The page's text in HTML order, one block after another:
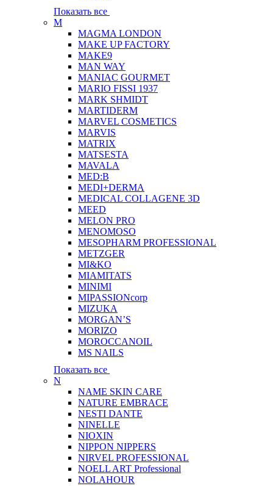
Показать все
M
MAGMA LONDON
MAKE UP FACTORY
MAKE9
MAN WAY
MANIAC GOURMET
MARIO FISSI 1937
MARK SHMIDT
MARTIDERM
MARVEL COSMETICS
MARVIS
MATRIX
MATSESTA
MAVALA
MED:B
MEDI+DERMA
MEDICAL COLLAGENE 3D
MEED
MELON PRO
MENOMOSO
MESOPHARM PROFESSIONAL
METZGER
MI&KO
MIAMITATS
MINIMI
MIPASSIONcorp
MIZUKA
MORGAN’S
MORIZO
MOROCCANOIL
MS NAILS
Показать все
N
NAME SKIN CARE
NATURE EMBRACE
NESTI DANTE
NINELLE
NIOXIN
NIPPON NIPPERS
NIRVEL PROFESSIONAL
NOELL ART Professional
NOLAHOUR